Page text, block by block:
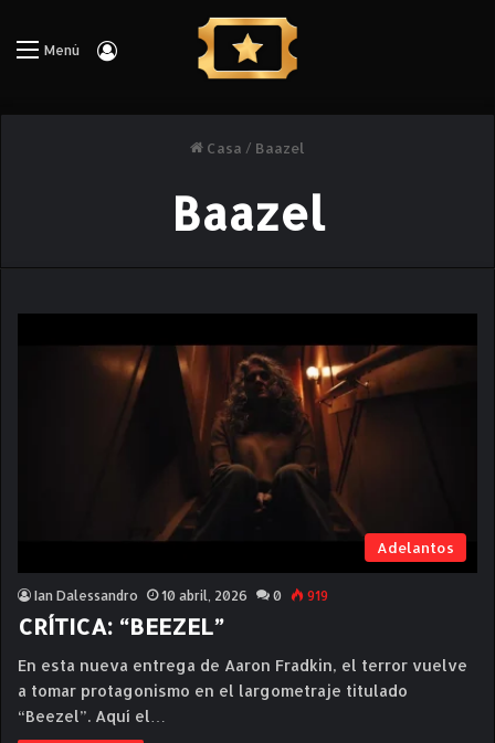
Menú Iniciar Sesión
Casa / Baazel
Baazel
Adelantos
Ian Dalessandro 10 abril, 2026 0 919
CRÍTICA: “BEEZEL”
En esta nueva entrega de Aaron Fradkin, el terror vuelve
a tomar protagonismo en el largometraje titulado
“Beezel”. Aquí el…